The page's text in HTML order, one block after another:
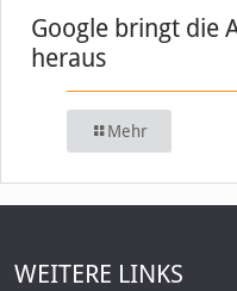
Google bringt die
heraus
Mehr
WEITERE LINKS